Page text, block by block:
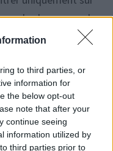
to third parties, or
information for
the below opt-out
note that after your
continue seeing
information utilized by
third parties prior to
plus beaucoup de
à réaliser.